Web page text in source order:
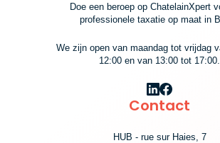
Doe een beroep op ChatelainXpert
professionele taxatie op maat in
We zijn open van maandag tot vrijdag
12:00 en van 13:00 tot 17:00.
Contact
HUB - rue sur Haies, 7